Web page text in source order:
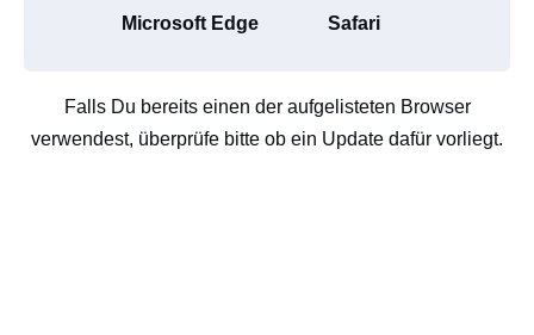
Microsoft Edge Safari
Falls Du bereits einen der aufgelisteten Browser
verwendest, überprüfe bitte ob ein Update dafür vorliegt.